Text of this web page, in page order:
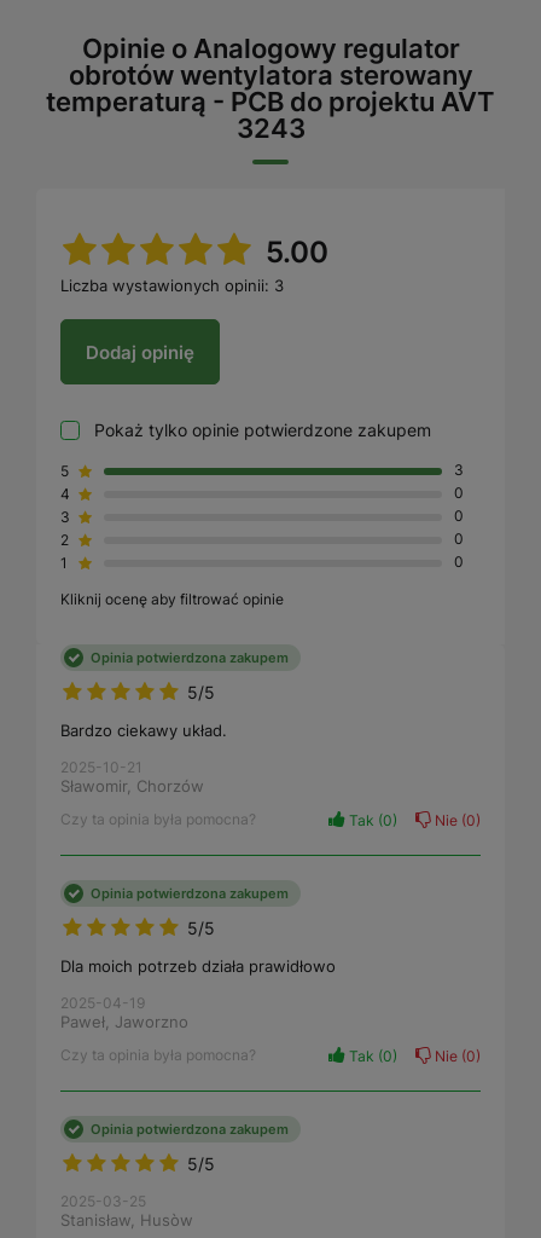
Opinie o Analogowy regulator
obrotów wentylatora sterowany
temperaturą - PCB do projektu AVT
3243
5.00
Liczba wystawionych opinii: 3
Dodaj opinię
Pokaż tylko opinie potwierdzone zakupem
5
3
4
0
3
0
2
0
1
0
Kliknij ocenę aby filtrować opinie
5/5
Opinia potwierdzona zakupem
Bardzo ciekawy układ.
2025-10-21
Sławomir, Chorzów
Czy ta opinia była pomocna? Tak 0 Nie 0
5/5
Opinia potwierdzona zakupem
Dla moich potrzeb działa prawidłowo
2025-04-19
Paweł, Jaworzno
Czy ta opinia była pomocna? Tak 0 Nie 0
5/5
Opinia potwierdzona zakupem
2025-03-25
Stanisław, Husòw